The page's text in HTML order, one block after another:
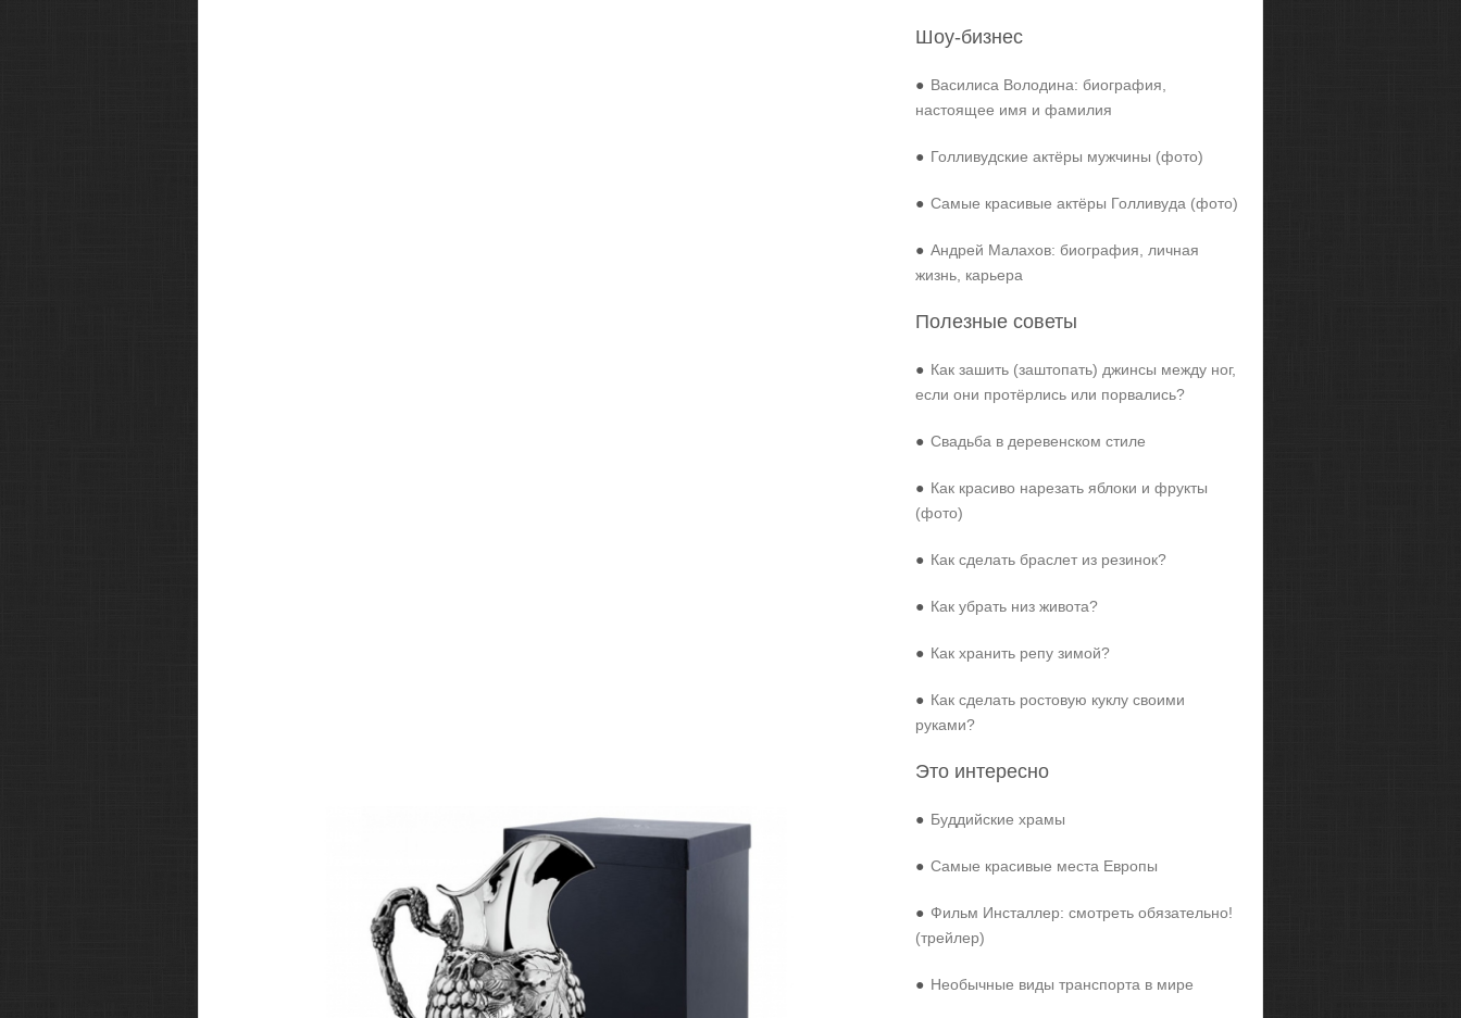
Шоу-бизнес
● Василиса Володина: биография,
настоящее имя и фамилия
● Голливудские актёры мужчины (фото)
● Самые красивые актёры Голливуда (фото)
● Андрей Малахов: биография, личная
жизнь, карьера
Полезные советы
● Как зашить (заштопать) джинсы между ног,
если они протёрлись или порвались?
● Свадьба в деревенском стиле
● Как красиво нарезать яблоки и фрукты
(фото)
● Как сделать браслет из резинок?
● Как убрать низ живота?
● Как хранить репу зимой?
● Как сделать ростовую куклу своими
руками?
Это интересно
● Буддийские храмы
● Самые красивые места Европы
● Фильм Инсталлер: смотреть обязательно!
(трейлер)
● Необычные виды транспорта в мире